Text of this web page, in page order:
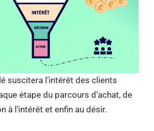
suscitera l’intérêt des clients
étape du parcours d’achat, de
à l’intérêt et enfin au désir.